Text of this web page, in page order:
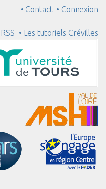
• Contact • Connexion
• Les tutoriels Crévilles